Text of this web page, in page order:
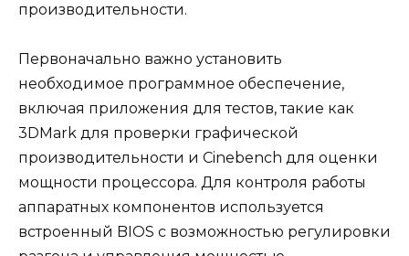
производительности.
Первоначально важно установить
необходимое программное обеспечение,
включая приложения для тестов, такие как
3DMark для проверки графической
производительности и Cinebench для оценки
мощности процессора. Для контроля работы
аппаратных компонентов используется
встроенный BIOS с возможностью регулировки